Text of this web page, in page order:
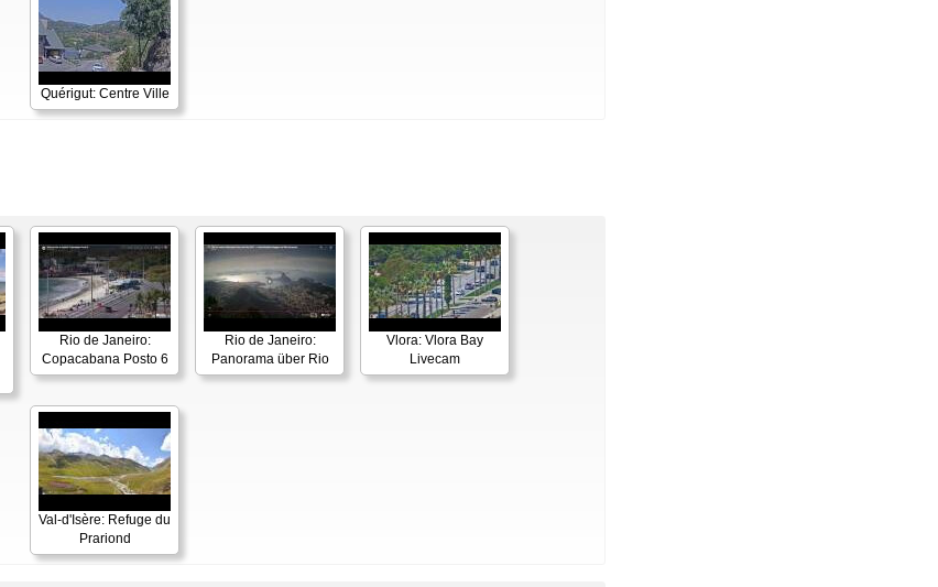
Quérigut: Centre Ville
Rio de Janeiro:
Copacabana Posto 6
Rio de Janeiro:
Panorama über Rio
Vlora: Vlora Bay
Livecam
Val-d'Isère: Refuge du
Prariond